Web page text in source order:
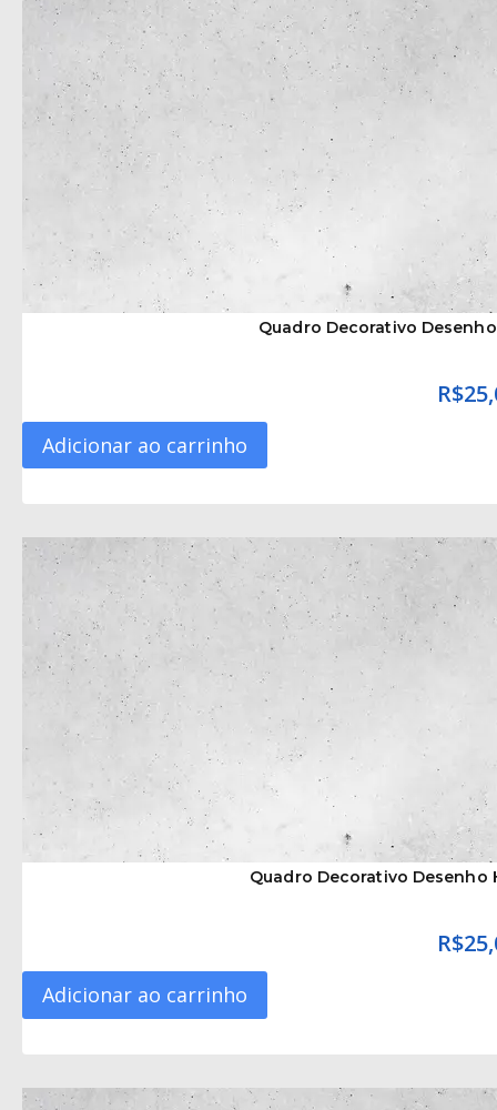
Quadro Decorativo
R$
Adicionar ao carrinho
Quadro Decorativo Desenho
R$
Adicionar ao carrinho